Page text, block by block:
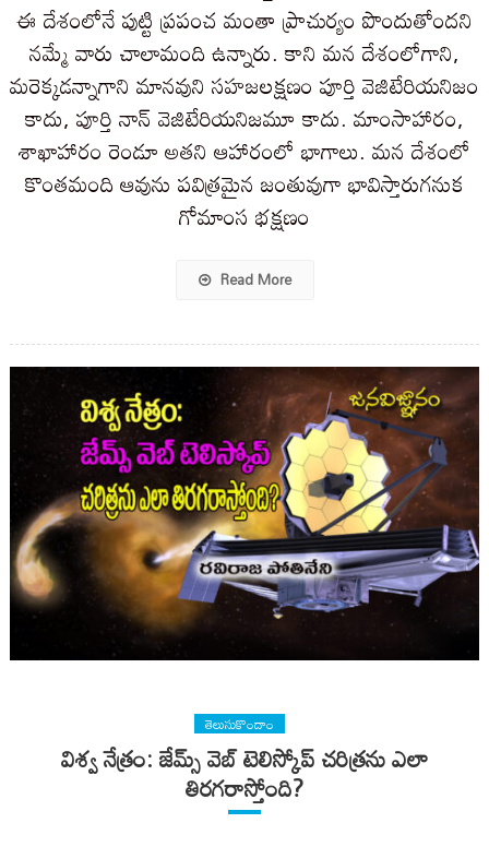
ఈ దేశంలోనే పుట్టి ప్రపంచ మంతా ప్రాచుర్యం పొందుతోందని
నమ్మే వారు చాలామంది ఉన్నారు. కాని మన దేశంలోగాని,
మరెక్కడన్నాగాని మానవుని సహజలక్షణం పూర్తి వెజిటేరియనిజం
కాదు, పూర్తి నాన్ వెజిటేరియనిజమూ కాదు. మాంసాహారం,
శాఖాహారం రెండూ అతని ఆహారంలో భాగాలు. మన దేశంలో
కొంతమంది ఆవును పవిత్రమైన జంతువుగా భావిస్తారుగనుక
గోమాంస భక్షణం
Read More
తెలుసుకొందాం
విశ్వ నేత్రం: జేమ్స్ వెబ్ టెలిస్కోప్ చరిత్రను ఎలా
తిరగరాస్తోంది?